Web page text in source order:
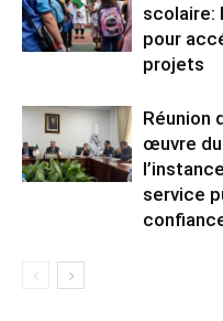
scolaire:
pour
projets
Réunion
œuvre du
service